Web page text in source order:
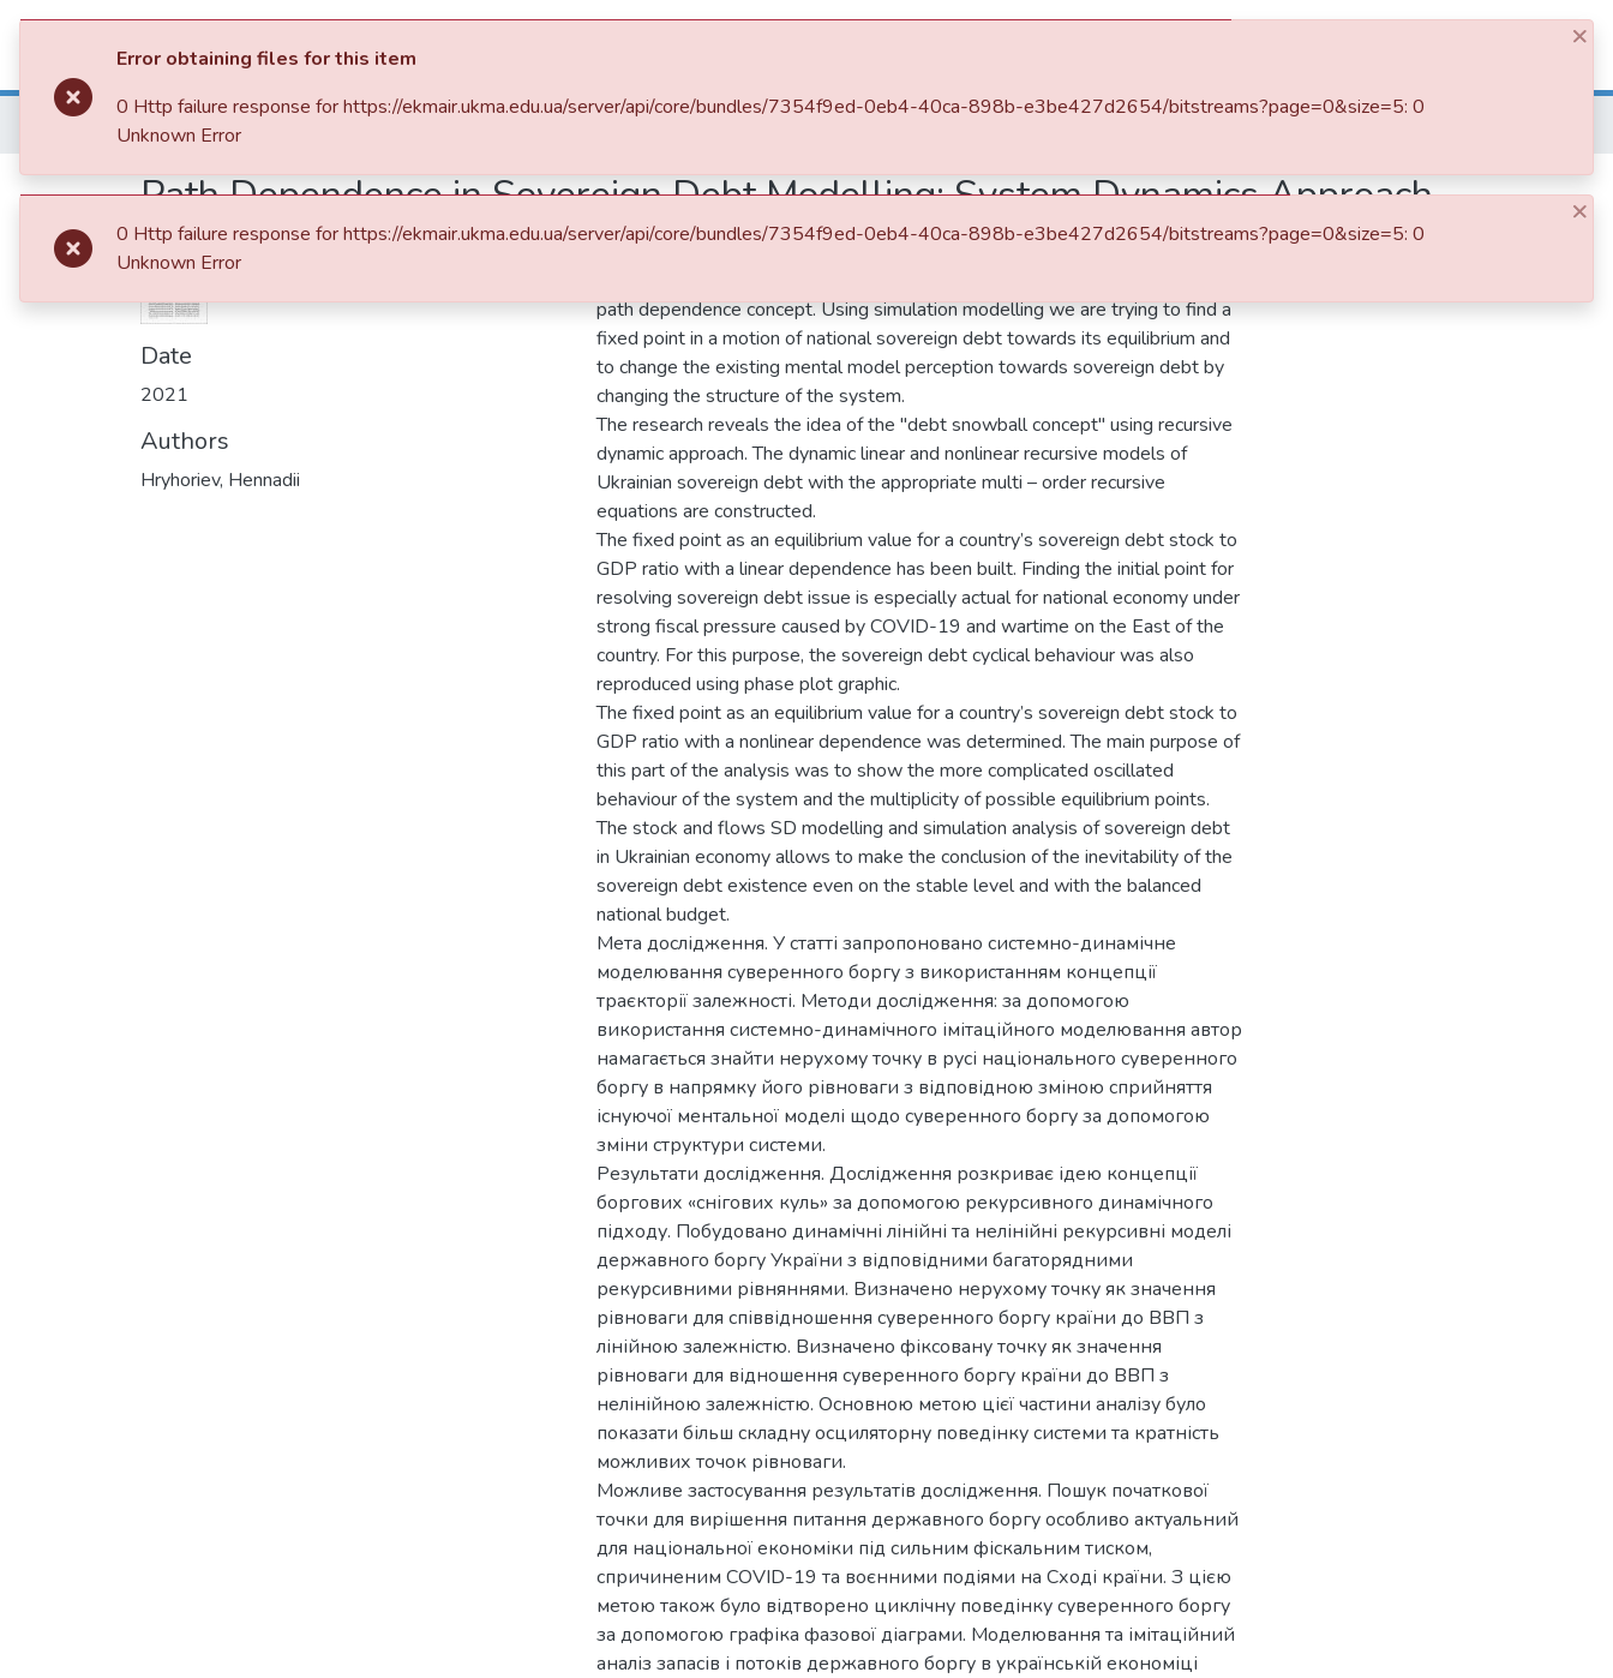
Communities & Collections
Home 013. Видання НаУКМА
Path Dependence in Sovereign Debt Modelling: System Dynamics Approach
Date
2021
Authors
Hryhoriev, Hennadii
Abstract
path dependence concept. Using simulation modelling we are trying to find a
fixed point in a motion of national sovereign debt towards its equilibrium and
to change the existing mental model perception towards sovereign debt by
changing the structure of the system.
The research reveals the idea of the "debt snowball concept" using recursive
dynamic approach. The dynamic linear and nonlinear recursive models of
Ukrainian sovereign debt with the appropriate multi – order recursive
equations are constructed.
The fixed point as an equilibrium value for a country’s sovereign debt stock to
GDP ratio with a linear dependence has been built. Finding the initial point for
resolving sovereign debt issue is especially actual for national economy under
strong fiscal pressure caused by COVID-19 and wartime on the East of the
country. For this purpose, the sovereign debt cyclical behaviour was also
reproduced using phase plot graphic.
The fixed point as an equilibrium value for a country’s sovereign debt stock to
GDP ratio with a nonlinear dependence was determined. The main purpose of
this part of the analysis was to show the more complicated oscillated
behaviour of the system and the multiplicity of possible equilibrium points.
The stock and flows SD modelling and simulation analysis of sovereign debt
in Ukrainian economy allows to make the conclusion of the inevitability of the
sovereign debt existence even on the stable level and with the balanced
national budget.
Мета дослідження. У статті запропоновано системно-динамічне
моделювання суверенного боргу з використанням концепції
траєкторії залежності. Методи дослідження: за допомогою
використання системно-динамічного імітаційного моделювання автор
намагається знайти нерухому точку в русі національного суверенного
боргу в напрямку його рівноваги з відповідною зміною сприйняття
існуючої ментальної моделі щодо суверенного боргу за допомогою
зміни структури системи.
Результати дослідження. Дослідження розкриває ідею концепції
боргових «снігових куль» за допомогою рекурсивного динамічного
підходу. Побудовано динамічні лінійні та нелінійні рекурсивні моделі
державного боргу України з відповідними багаторядними
рекурсивними рівняннями. Визначено нерухому точку як значення
рівноваги для співвідношення суверенного боргу країни до ВВП з
лінійною залежністю. Визначено фіксовану точку як значення
рівноваги для відношення суверенного боргу країни до ВВП з
нелінійною залежністю. Основною метою цієї частини аналізу було
показати більш складну осциляторну поведінку системи та кратність
можливих точок рівноваги.
Можливе застосування результатів дослідження. Пошук початкової
точки для вирішення питання державного боргу особливо актуальний
для національної економіки під сильним фіскальним тиском,
спричиненим COVID-19 та воєнними подіями на Сході країни. З цією
метою також було відтворено циклічну поведінку суверенного боргу
за допомогою графіка фазової діаграми. Моделювання та імітаційний
аналіз запасів і потоків державного боргу в українській економіці
×
Error obtaining files for this item
0 Http failure response for https://ekmair.ukma.edu.ua/server/api/core/bundles/7354f9ed-0eb4-40ca-898b-e3be427d2654/bitstreams?page=0&size=5: 0
Unknown Error
×
0 Http failure response for https://ekmair.ukma.edu.ua/server/api/core/bundles/7354f9ed-0eb4-40ca-898b-e3be427d2654/bitstreams?page=0&size=5: 0
Unknown Error